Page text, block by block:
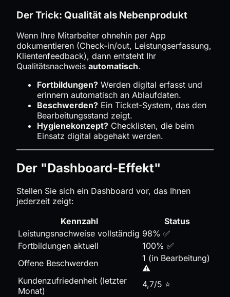
Der Trick: Qualität als Nebenprodukt
Wenn Ihre Mitarbeiter ohnehin per App
dokumentieren (Check-in/out, Leistungserfassung,
Klientenfeedback), dann entsteht Ihr
Qualitätsnachweis automatisch.
Fortbildungen? Werden digital erfasst und
erinnern automatisch an Ablaufdaten.
Beschwerden? Ein Ticket-System, das den
Bearbeitungsstand zeigt.
Hygienekonzept? Checklisten, die beim
Einsatz digital abgehakt werden.
Der "Dashboard-Effekt"
Stellen Sie sich ein Dashboard vor, das Ihnen
jederzeit zeigt:
Kennzahl
Status
Leistungsnachweise vollständig 98% ✅
Fortbildungen aktuell
100% ✅
Offene Beschwerden
1 (in Bearbeitung)
⚠️
Kundenzufriedenheit (letzter
Monat)
4,7/5 ⭐